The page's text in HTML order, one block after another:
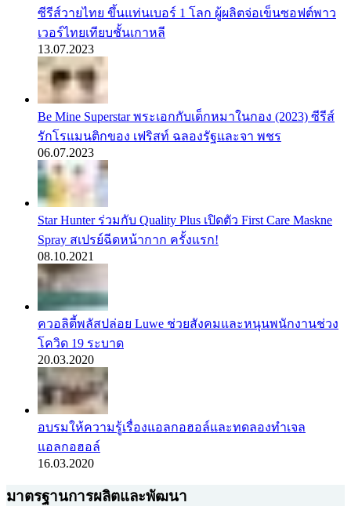
ซีรีส์วายไทย ขึ้นแท่นเบอร์ 1 โลก ผู้ผลิตจ่อเข็นซอฟต์พาว
เวอร์ไทยเทียบชั้นเกาหลี
13.07.2023
Be Mine Superstar พระเอกกับเด็กหมาในกอง (2023) ซีรีส์
รักโรแมนติกของ เฟริสท์ ฉลองรัฐและจา พชร
06.07.2023
Star Hunter ร่วมกับ Quality Plus เปิดตัว First Care Maskne
Spray สเปรย์ฉีดหน้ากาก ครั้งแรก!
08.10.2021
ควอลิตี้พลัสปล่อย Luwe ช่วยสังคมและหนุนพนักงานช่วง
โควิด 19 ระบาด
20.03.2020
อบรมให้ความรู้เรื่องแอลกอฮอล์และทดลองทำเจล
แอลกอฮอล์
16.03.2020
มาตรฐานการผลิตและพัฒนา